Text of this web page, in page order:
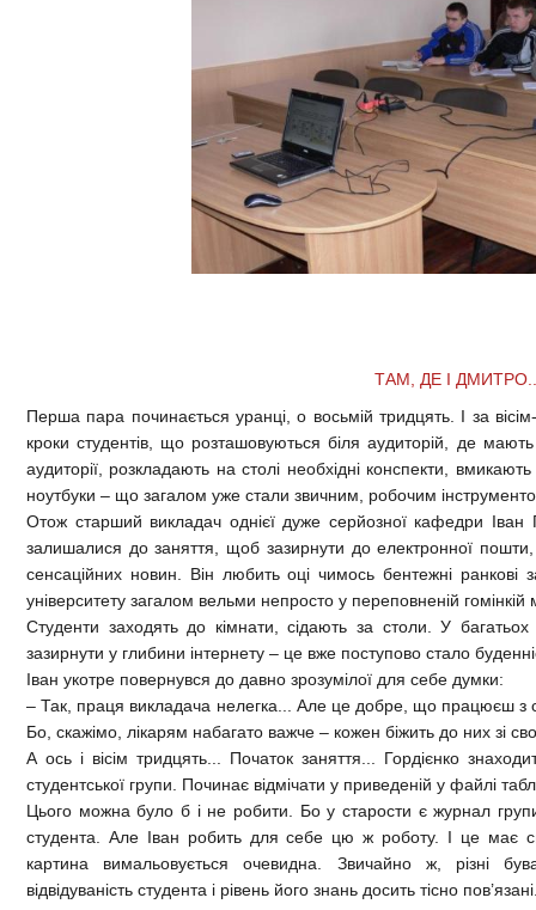
ТАМ, ДЕ І
Перша пара починається уранці, о восьмій тридцять. І за
кроки студентів, що розташовуються біля аудиторій, де мають
аудиторії, розкладають на столі необхідні конспекти,
ноутбуки – що загалом уже стали звичним, робочим
Отож старший викладач однієї дуже серйозної кафедри Іван
залишалися до заняття, щоб зазирнути до електронної
сенсаційних новин. Він любить оці чимось бентежні
університету загалом вельми непросто у переповненій
Студенти заходять до кімнати, сідають за столи. У
зазирнути у глибини інтернету – це вже поступово стало
Іван укотре повернувся до давно зрозумілої для себе думки:
– Так, праця викладача нелегка... Але це добре, що працюєш з
Бо, скажімо, лікарям набагато важче – кожен біжить до них зі
А ось і вісім тридцять... Початок заняття... Гордієнко
студентської групи. Починає відмічати у приведеній у файлі
Цього можна було б і не робити. Бо у старости є журнал
студента. Але Іван робить для себе цю ж роботу. І це має
картина вимальовується очевидна. Звичайно ж, різні
відвідуваність студента і рівень його знань досить тісно